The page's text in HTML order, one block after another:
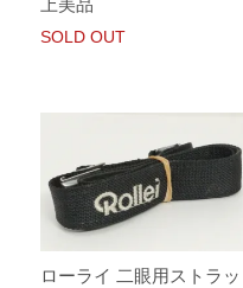
上美品
SOLD OUT
ローライ 二眼用ストラッ